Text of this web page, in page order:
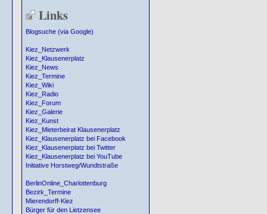
Links
Blogsuche (via Google)
Kiez_Netzwerk
Kiez_Klausenerplatz
Kiez_News
Kiez_Termine
Kiez_Wiki
Kiez_Radio
Kiez_Forum
Kiez_Galerie
Kiez_Kunst
Kiez_Mieterbeirat Klausenerplatz
Kiez_Klausenerplatz bei Facebook
Kiez_Klausenerplatz bei Twitter
Kiez_Klausenerplatz bei YouTube
Initiative Horstweg/Wundtstraße
BerlinOnline_Charlottenburg
Bezirk_Termine
Mierendorff-Kiez
Bürger für den Lietzensee